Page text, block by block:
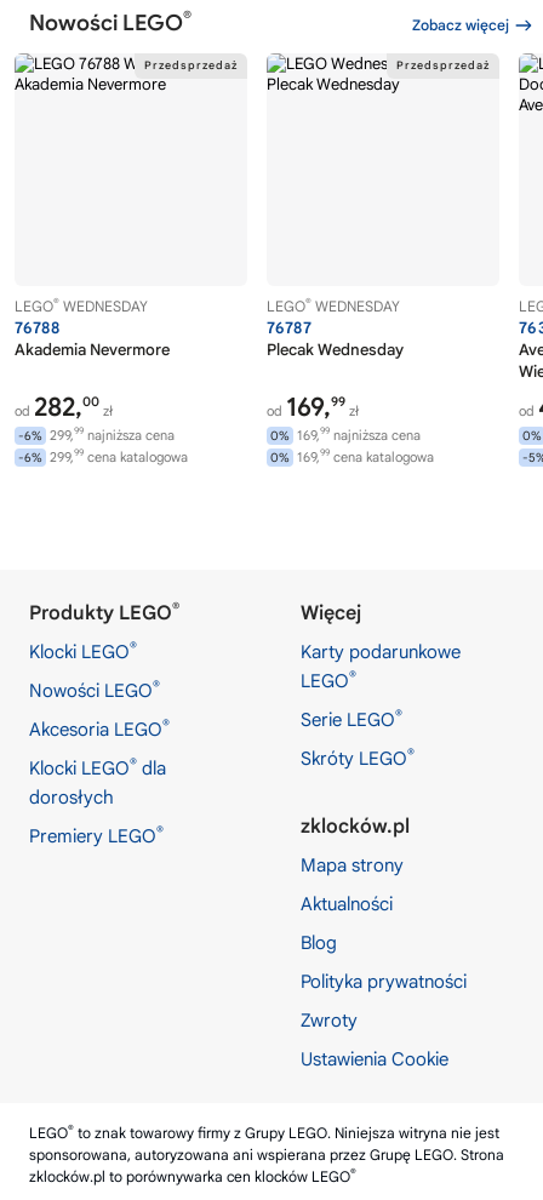
Nowości LEGO® Zobacz więcej
LEGO® WEDNESDAY
76788
Akademia Nevermore
od 282,00
zł
-6% 299,99 najniższa cena
-6% 299,99 cena katalogowa
LEGO® WEDNESDAY
76787
Plecak Wednesday
od 169,99
zł
0% 169,99 najniższa cena
0% 169,99 cena katalogowa
od
0%
-
Produkty LEGO®
Klocki LEGO®
Nowości LEGO®
Akcesoria LEGO®
Klocki LEGO® dla
dorosłych
Premiery LEGO®
Więcej
Karty podarunkowe
LEGO®
Serie LEGO®
Skróty LEGO®
zklocków.pl
Mapa strony
Aktualności
Blog
Polityka prywatności
Zwroty
Ustawienia Cookie
LEGO® to znak towarowy firmy z Grupy LEGO. Niniejsza witryna nie jest
sponsorowana, autoryzowana ani wspierana przez Grupę LEGO. Strona
zklocków.pl to porównywarka cen klocków LEGO®